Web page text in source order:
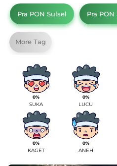
Pra PON Sulsel Pra
More Tag
0%
SUKA
0%
LUCU
0%
KAGET
0%
ANEH